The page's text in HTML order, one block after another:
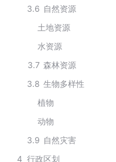
3.6 自然资源
土地资源
水资源
3.7 森林资源
3.8 生物多样性
植物
动物
3.9 自然灾害
4 行政区划